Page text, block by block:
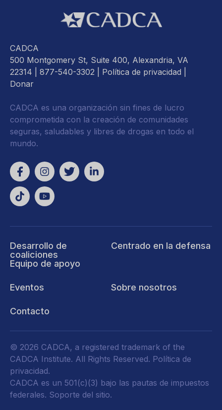
CADCA
500 Montgomery St, Suite 400, Alexandria, VA
22314 | 877-540-3302 | Política de privacidad
Donar
CADCA es una organización sin fines de lucro
comprometida con la creación de comunidades
seguras, saludables y libres de drogas en todo el
mundo.
Desarrollo de
coaliciones
Equipo de apoyo
Centrado en la defensa
Eventos Sobre nosotros
Contacto
© 2026 CADCA, a registered trademark of the
CADCA Institute. All Rights Reserved. Política de
privacidad.
CADCA es un 501(c)(3) bajo las pautas de impuestos
federales. Soporte del sitio.